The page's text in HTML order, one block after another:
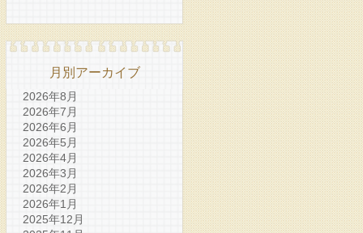
月別アーカイブ
2026年8月
2026年7月
2026年6月
2026年5月
2026年4月
2026年3月
2026年2月
2026年1月
2025年12月